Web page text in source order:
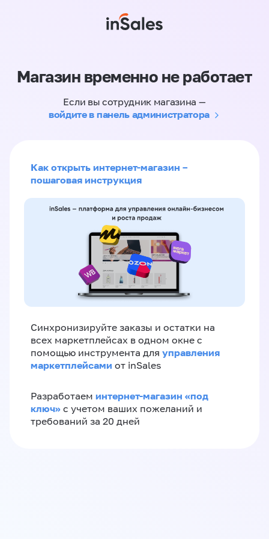
Магазин временно не работает
Если вы сотрудник магазина —
войдите в панель администратора
Как открыть интернет-магазин –
пошаговая инструкция
Синхронизируйте заказы и остатки на
всех маркетплейсах в одном окне с
помощью инструмента для управления
маркетплейсами от inSales
Разработаем интернет-магазин «‎под
ключ»‎ с учетом ваших пожеланий и
требований за 20 дней